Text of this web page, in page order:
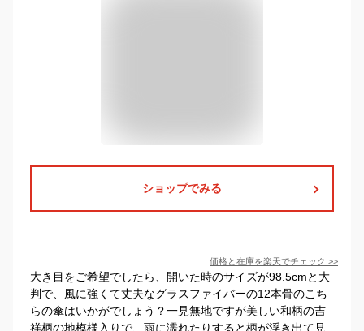
ショップでみる
価格と在庫を楽天でチェック >>
大き目をご希望でしたら、開いた時のサイズが98.5cmと大
判で、風に強くて丈夫なグラスファイバーの12本骨のこち
らの傘はいかがでしょう？一見無地ですが美しい和柄の吉
祥柄の地模様入りで、雨に濡れたりすると柄が浮き出て見